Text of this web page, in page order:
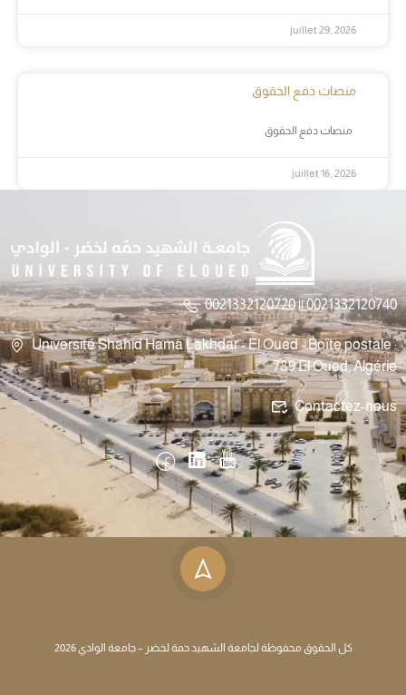
juillet 29, 2026
منصات دفع الحقوق
juillet 16, 2026
0021332120720 || 0021332120740
Université Shahid Hama Lakhdar - El Oued - Boîte postale :
789 El Oued, Algérie
Contactez-nous
كل الحقوق محفوظة لجامعة الشهيد حمة لخضر – جامعة الوادي 2026